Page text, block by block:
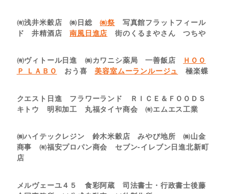
㈲浅井米穀店 ㈱日総㈱祭 写真館フラットフィール
ド 井精酒店南風日進店 街のくるまやさん つちや
㈲ヴィトール日進 ㈱カワニシ薬局 一善飯店
ＨＯＯ
Ｐ ＬＡＢＯ
おう喜美容室ムーランルージュ 極楽蝶
クエスト日進 フラワーランド ＲＩＣＥ＆ＦＯＯＤＳ
キトウ 明和加工 丸福タイヤ商会 ㈲エムエス工業
㈱ハイテックレジン 鈴木米穀店 みやび地所 ㈱山金
商事 ㈲福安プロパン商会 セブン-イレブン日進北新町
店
メルヴェーユ４５ 食彩阿蔵 司法書士・行政書士後藤